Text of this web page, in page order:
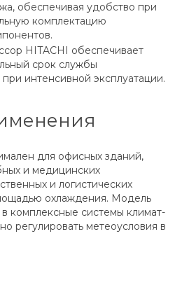
обеспечивая удобство при
комплектацию
HITACHI обеспечивает
срок службы
интенсивной эксплуатации.
для офисных зданий,
и медицинских
и логистических
охлаждения. Модель
комплексные системы климат-
регулировать метеоусловия в